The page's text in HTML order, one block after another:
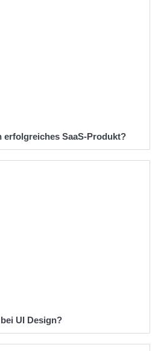
erfolgreiches SaaS-Produkt?
UI Design?